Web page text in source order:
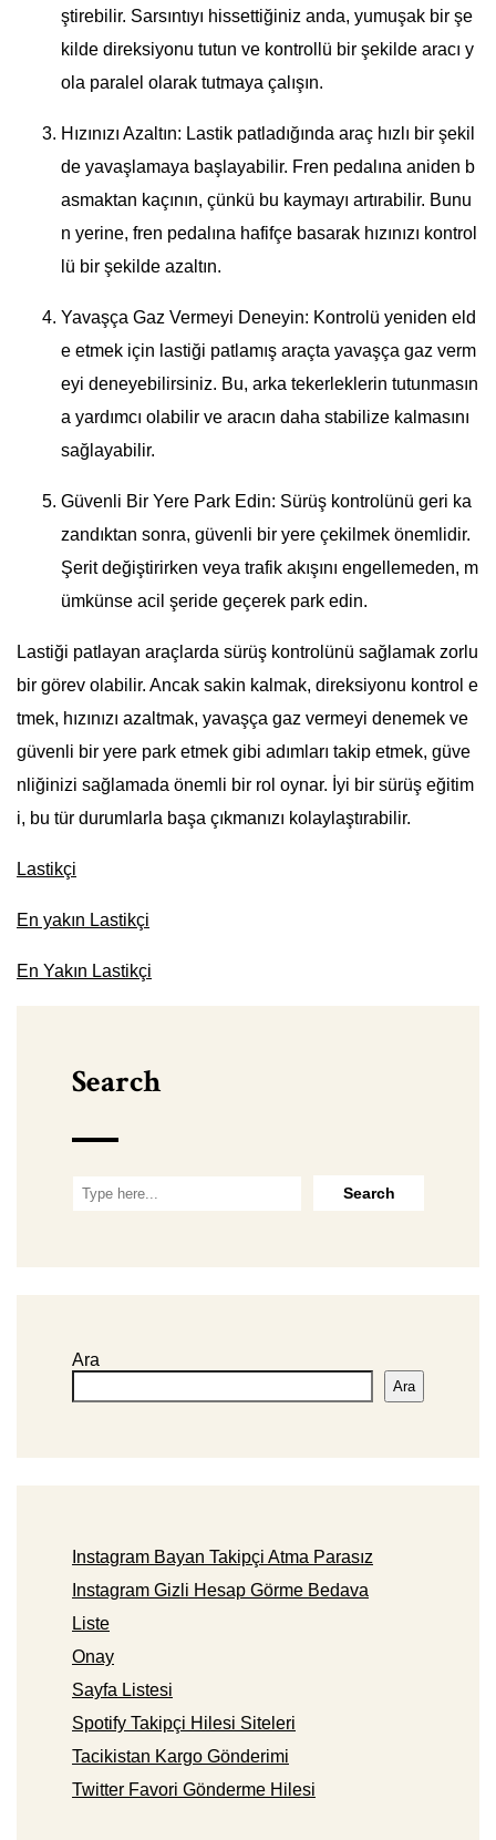
ştirebilir. Sarsıntıyı hissettiğiniz anda, yumuşak bir şe
kilde direksiyonu tutun ve kontrollü bir şekilde aracı y
ola paralel olarak tutmaya çalışın.
Hızınızı Azaltın: Lastik patladığında araç hızlı bir şekil
de yavaşlamaya başlayabilir. Fren pedalına aniden b
asmaktan kaçının, çünkü bu kaymayı artırabilir. Bunu
n yerine, fren pedalına hafifçe basarak hızınızı kontrol
lü bir şekilde azaltın.
Yavaşça Gaz Vermeyi Deneyin: Kontrolü yeniden eld
e etmek için lastiği patlamış araçta yavaşça gaz verm
eyi deneyebilirsiniz. Bu, arka tekerleklerin tutunmasın
a yardımcı olabilir ve aracın daha stabilize kalmasını
sağlayabilir.
Güvenli Bir Yere Park Edin: Sürüş kontrolünü geri ka
zandıktan sonra, güvenli bir yere çekilmek önemlidir.
Şerit değiştirirken veya trafik akışını engellemeden, m
ümkünse acil şeride geçerek park edin.
Lastiği patlayan araçlarda sürüş kontrolünü sağlamak zorlu
bir görev olabilir. Ancak sakin kalmak, direksiyonu kontrol e
tmek, hızınızı azaltmak, yavaşça gaz vermeyi denemek ve
güvenli bir yere park etmek gibi adımları takip etmek, güve
nliğinizi sağlamada önemli bir rol oynar. İyi bir sürüş eğitim
i, bu tür durumlarla başa çıkmanızı kolaylaştırabilir.
Lastikçi
En yakın Lastikçi
En Yakın Lastikçi
Search
Ara
Ara
Instagram Bayan Takipçi Atma Parasız
Instagram Gizli Hesap Görme Bedava
Liste
Onay
Sayfa Listesi
Spotify Takipçi Hilesi Siteleri
Tacikistan Kargo Gönderimi
Twitter Favori Gönderme Hilesi